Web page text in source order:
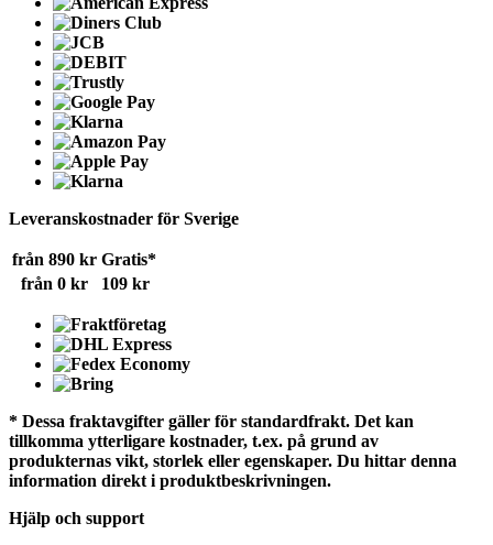
Leveranskostnader för Sverige
från 890 kr Gratis*
från 0 kr
109 kr
* Dessa fraktavgifter gäller för standardfrakt. Det kan
tillkomma ytterligare kostnader, t.ex. på grund av
produkternas vikt, storlek eller egenskaper. Du hittar denna
information direkt i produktbeskrivningen.
Hjälp och support